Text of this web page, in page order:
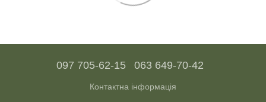
097 705-62-15 063 649-70-42
Контактна інформація